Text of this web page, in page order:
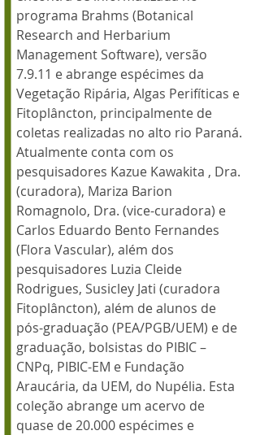
programa Brahms (Botanical
Research and Herbarium
Management Software), versão
7.9.11 e abrange espécimes da
Vegetação Ripária, Algas Perifíticas e
Fitoplâncton, principalmente de
coletas realizadas no alto rio Paraná.
Atualmente conta com os
pesquisadores Kazue Kawakita , Dra.
(curadora), Mariza Barion
Romagnolo, Dra. (vice-curadora) e
Carlos Eduardo Bento Fernandes
(Flora Vascular), além dos
pesquisadores Luzia Cleide
Rodrigues, Susicley Jati (curadora
Fitoplâncton), além de alunos de
pós-graduação (PEA/PGB/UEM) e de
graduação, bolsistas do PIBIC –
CNPq, PIBIC-EM e Fundação
Araucária, da UEM, do Nupélia. Esta
coleção abrange um acervo de
quase de 20.000 espécimes e